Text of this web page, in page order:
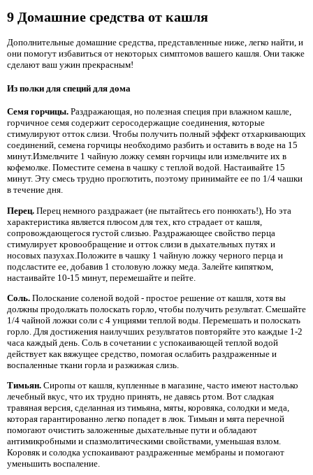
9 Домашние средства от кашля
Дополнительные домашние средства, представленные ниже, легко найти, и
они помогут избавиться от некоторых симптомов вашего кашля. Они также
сделают ваш ужин прекрасным!
Из полки для специй для дома
Семя горчицы. Раздражающая, но полезная специя при влажном кашле,
горчичное семя содержит серосодержащие соединения, которые
стимулируют отток слизи. Чтобы получить полный эффект отхаркивающих
соединений, семена горчицы необходимо разбить и оставить в воде на 15
минут.Измельчите 1 чайную ложку семян горчицы или измельчите их в
кофемолке. Поместите семена в чашку с теплой водой. Настаивайте 15
минут. Эту смесь трудно проглотить, поэтому принимайте ее по 1/4 чашки
в течение дня.
Перец. Перец немного раздражает (не пытайтесь его понюхать!), Но эта
характеристика является плюсом для тех, кто страдает от кашля,
сопровождающегося густой слизью. Раздражающее свойство перца
стимулирует кровообращение и отток слизи в дыхательных путях и
носовых пазухах.Положите в чашку 1 чайную ложку черного перца и
подсластите ее, добавив 1 столовую ложку меда. Залейте кипятком,
настаивайте 10-15 минут, перемешайте и пейте.
Соль. Полоскание соленой водой - простое решение от кашля, хотя вы
должны продолжать полоскать горло, чтобы получить результат. Смешайте
1/4 чайной ложки соли с 4 унциями теплой воды. Перемешать и полоскать
горло. Для достижения наилучших результатов повторяйте это каждые 1-2
часа каждый день. Соль в сочетании с успокаивающей теплой водой
действует как вяжущее средство, помогая ослабить раздраженные и
воспаленные ткани горла и разжижая слизь.
Тимьян. Сиропы от кашля, купленные в магазине, часто имеют настолько
лечебный вкус, что их трудно принять, не давясь ртом. Вот сладкая
травяная версия, сделанная из тимьяна, мяты, коровяка, солодки и меда,
которая гарантированно легко попадет в люк. Тимьян и мята перечной
помогают очистить заложенные дыхательные пути и обладают
антимикробными и спазмолитическими свойствами, уменьшая взлом.
Коровяк и солодка успокаивают раздраженные мембраны и помогают
уменьшить воспаление.